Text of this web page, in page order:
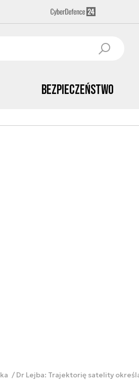
Bezpieczeństwo
Dr Lejba: Trajektorię satelity